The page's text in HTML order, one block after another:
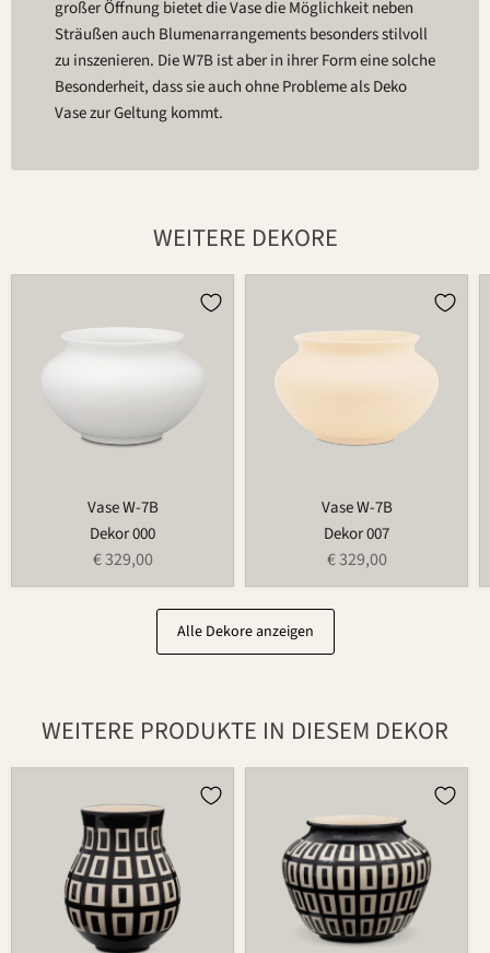
großer Öffnung bietet die Vase die Möglichkeit neben
Sträußen auch Blumenarrangements besonders stilvoll
zu inszenieren. Die W7B ist aber in ihrer Form eine solche
Besonderheit, dass sie auch ohne Probleme als Deko
Vase zur Geltung kommt.
WEITERE DEKORE
Vase W-7B
Dekor 000
€ 329,00
Vase W-7B
Dekor 007
€ 329,00
Alle Dekore anzeigen
WEITERE PRODUKTE IN DIESEM DEKOR